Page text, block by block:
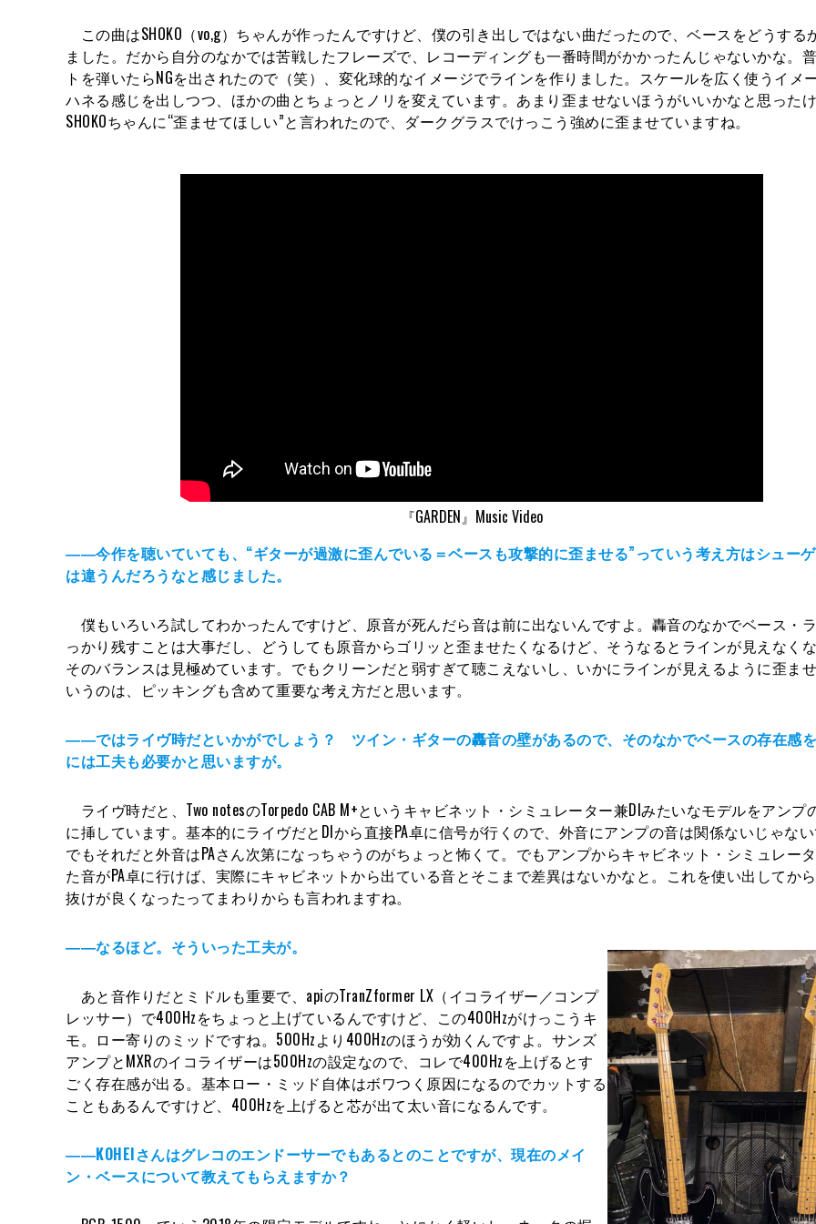
この曲はSHOKO（vo,g）ちゃんが作ったんですけど、僕の引き出しではない曲だったので、ベースをどうする
ました。だから自分のなかでは苦戦したフレーズで、レコーディングも一番時間がかかったんじゃないかな。
トを弾いたらNGを出されたので（笑）、変化球的なイメージでラインを作りました。スケールを広く使うイメ
ハネる感じを出しつつ、ほかの曲とちょっとノリを変えています。あまり歪ませないほうがいいかなと思った
SHOKOちゃんに“歪ませてほしい”と言われたので、ダークグラスでけっこう強めに歪ませていますね。
『GARDEN』Music Video
――今作を聴いていても、“ギターが過激に歪んでいる＝ベースも攻撃的に歪ませる”っていう考え方はシュー
は違うんだろうなと感じました。
僕もいろいろ試してわかったんですけど、原音が死んだら音は前に出ないんですよ。轟音のなかでベース・
っかり残すことは大事だし、どうしても原音からゴリッと歪ませたくなるけど、そうなるとラインが見えなく
そのバランスは見極めています。でもクリーンだと弱すぎて聴こえないし、いかにラインが見えるように歪ま
いうのは、ピッキングも含めて重要な考え方だと思います。
――ではライヴ時だといかがでしょう？ ツイン・ギターの轟音の壁があるので、そのなかでベースの存在感
には工夫も必要かと思いますが。
ライヴ時だと、Two notesのTorpedo CAB M+というキャビネット・シミュレーター兼DIみたいなモデルをアンプ
に挿しています。基本的にライヴだとDIから直接PA卓に信号が行くので、外音にアンプの音は関係ないじゃな
でもそれだと外音はPAさん次第になっちゃうのがちょっと怖くて。でもアンプからキャビネット・シミュレー
た音がPA卓に行けば、実際にキャビネットから出ている音とそこまで差異はないかなと。これを使い出してか
抜けが良くなったってまわりからも言われますね。
――なるほど。そういった工夫が。
あと音作りだとミドルも重要で、apiのTranZformer LX（イコライザー／コンプ
レッサー）で400Hzをちょっと上げているんですけど、この400Hzがけっこうキ
モ。ロー寄りのミッドですね。500Hzより400Hzのほうが効くんですよ。サンズ
アンプとMXRのイコライザーは500Hzの設定なので、コレで400Hzを上げるとす
ごく存在感が出る。基本ロー・ミッド自体はボワつく原因になるのでカットする
こともあるんですけど、400Hzを上げると芯が出て太い音になるんです。
――KOHEIさんはグレコのエンドーサーでもあるとのことですが、現在のメイ
ン・ベースについて教えてもらえますか？